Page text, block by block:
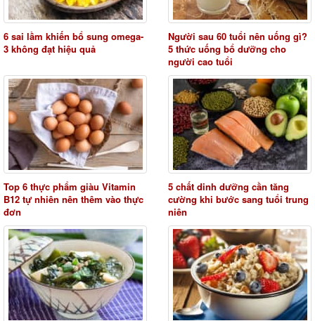
6 sai lầm khiến bổ sung omega-
3 không đạt hiệu quả
Người sau 60 tuổi nên uống gì?
5 thức uống bổ dưỡng cho
người cao tuổi
Top 6 thực phẩm giàu Vitamin
B12 tự nhiên nên thêm vào thực
đơn
5 chất dinh dưỡng cần tăng
cường khi bước sang tuổi trung
niên